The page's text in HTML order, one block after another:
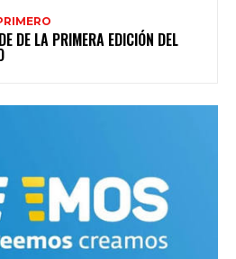
DE LA PRIMERA EDICIÓN DEL